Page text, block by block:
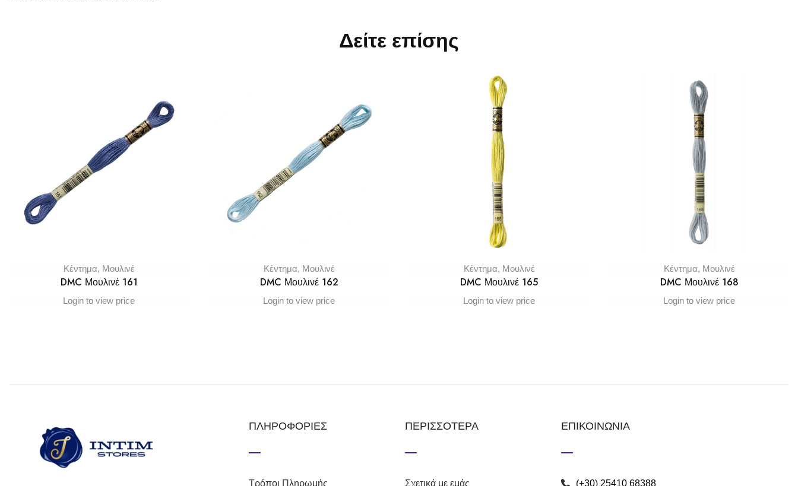
Δείτε επίσης
Κέντημα, Μουλινέ
DMC Μουλινέ 161
Login to view price
Κέντημα, Μουλινέ
DMC Μουλινέ 162
Login to view price
Κέντημα, Μουλινέ
DMC Μουλινέ 165
Login to view price
Κέντημα, Μουλινέ
DMC Μουλινέ 168
Login to view price
ΠΛΗΡΟΦΟΡΙΕΣ
Τρόποι Πληρωμής
ΠΕΡΙΣΣΟΤΕΡΑ
Σχετικά με εμάς
ΕΠΙΚΟΙΝΩΝΙΑ
(+30) 25410 68388